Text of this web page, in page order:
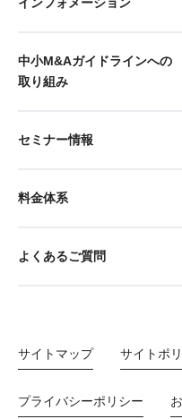
中小M&Aガイドラインへの
取り組み
セミナー情報
料金体系
よくあるご質問
サイトマップ サイトポ
プライバシーポリシー